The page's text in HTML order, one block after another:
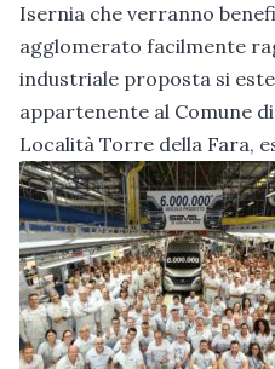
Isernia che verranno
agglomerato facilmente
industriale proposta si
appartenente al Comune
Località Torre della Fara,